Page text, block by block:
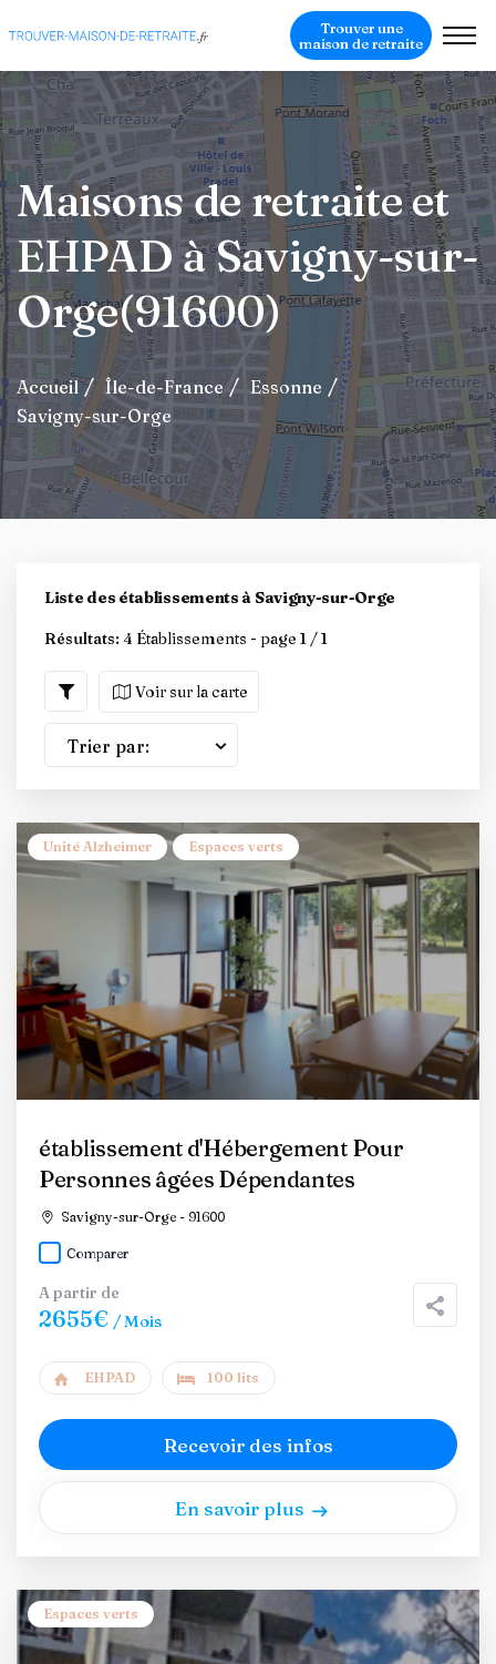
Trouver une
maison de retraite
Maisons de retraite et
EHPAD à Savigny-sur-
Orge(91600)
Accueil Île-de-France
Essonne
Savigny-sur-Orge
Liste des établissements à Savigny-sur-Orge
Résultats: 4 Établissements - page 1 / 1
Voir sur la carte
Trier par:
Unité Alzheimer Espaces verts
établissement d'Hébergement Pour
Personnes âgées Dépendantes
Savigny-sur-Orge - 91600
Comparer
A partir de
2655€ / Mois
EHPAD 100 lits
Recevoir des infos
En savoir plus
Espaces verts